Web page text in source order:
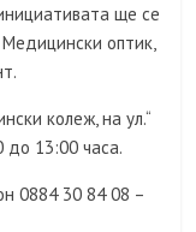
ще се
оптик,
колеж, на ул.“
до 13:00 часа.
0884 30 84 08 –